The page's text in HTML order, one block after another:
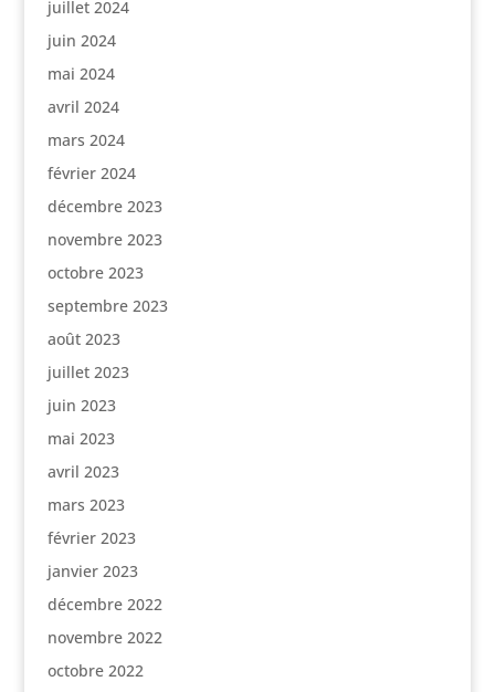
juillet 2024
juin 2024
mai 2024
avril 2024
mars 2024
février 2024
décembre 2023
novembre 2023
octobre 2023
septembre 2023
août 2023
juillet 2023
juin 2023
mai 2023
avril 2023
mars 2023
février 2023
janvier 2023
décembre 2022
novembre 2022
octobre 2022